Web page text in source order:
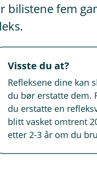
bilistene fem
Visste du at?
Refleksene dine kan
du bør erstatte dem.
du erstatte en
blitt vasket omtrent
etter 2-3 år om du